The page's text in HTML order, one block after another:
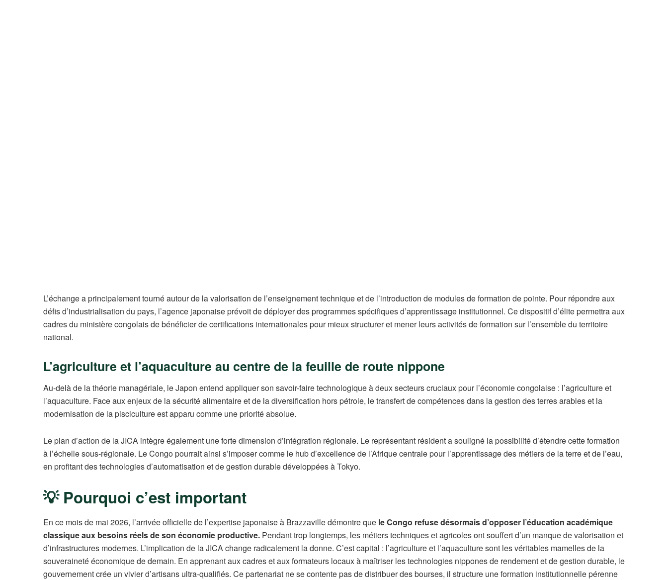
L’échange a principalement tourné autour de la valorisation de l’enseignement technique et de l’introduction de modules de formation de pointe. Pour répondre aux
défis d’industrialisation du pays, l’agence japonaise prévoit de déployer des programmes spécifiques d’apprentissage institutionnel. Ce dispositif d’élite permettra aux
cadres du ministère congolais de bénéficier de certifications internationales pour mieux structurer et mener leurs activités de formation sur l’ensemble du territoire
national.
L’agriculture et l’aquaculture au centre de la feuille de route nippone
Au-delà de la théorie managériale, le Japon entend appliquer son savoir-faire technologique à deux secteurs cruciaux pour l’économie congolaise : l’agriculture et
l’aquaculture. Face aux enjeux de la sécurité alimentaire et de la diversification hors pétrole, le transfert de compétences dans la gestion des terres arables et la
modernisation de la pisciculture est apparu comme une priorité absolue.
Le plan d’action de la JICA intègre également une forte dimension d’intégration régionale. Le représentant résident a souligné la possibilité d’étendre cette formation
à l’échelle sous-régionale. Le Congo pourrait ainsi s’imposer comme le hub d’excellence de l’Afrique centrale pour l’apprentissage des métiers de la terre et de l’eau,
en profitant des technologies d’automatisation et de gestion durable développées à Tokyo.
💡 Pourquoi c’est important
En ce mois de mai 2026, l’arrivée officielle de l’expertise japonaise à Brazzaville démontre que le Congo refuse désormais d’opposer l’éducation académique
classique aux besoins réels de son économie productive. Pendant trop longtemps, les métiers techniques et agricoles ont souffert d’un manque de valorisation et
d’infrastructures modernes. L’implication de la JICA change radicalement la donne. C’est capital : l’agriculture et l’aquaculture sont les véritables mamelles de la
souveraineté économique de demain. En apprenant aux cadres et aux formateurs locaux à maîtriser les technologies nippones de rendement et de gestion durable, le
gouvernement crée un vivier d’artisans ultra-qualifiés. Ce partenariat ne se contente pas de distribuer des bourses, il structure une formation institutionnelle pérenne